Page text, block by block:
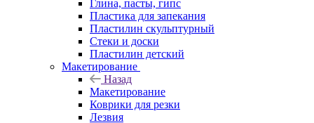
Глина, пасты, гипс
Пластика для запекания
Пластилин скульптурный
Стеки и доски
Пластилин детский
Макетирование
Назад
Макетирование
Коврики для резки
Лезвия